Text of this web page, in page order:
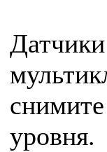
уровня.